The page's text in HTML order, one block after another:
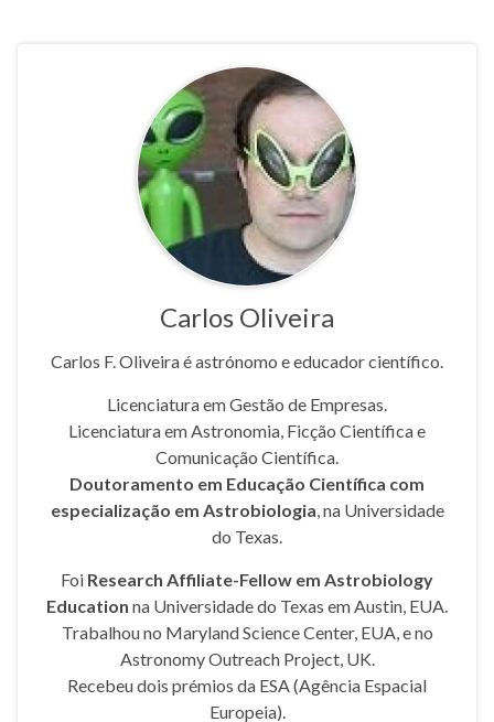
Carlos Oliveira
Carlos F. Oliveira é astrónomo e educador científico.
Licenciatura em Gestão de Empresas.
Licenciatura em Astronomia, Ficção Científica e
Comunicação Científica.
Doutoramento em Educação Científica com
especialização em Astrobiologia, na Universidade
do Texas.
Foi Research Affiliate-Fellow em Astrobiology
Education na Universidade do Texas em Austin, EUA.
Trabalhou no Maryland Science Center, EUA, e no
Astronomy Outreach Project, UK.
Recebeu dois prémios da ESA (Agência Espacial
Europeia).